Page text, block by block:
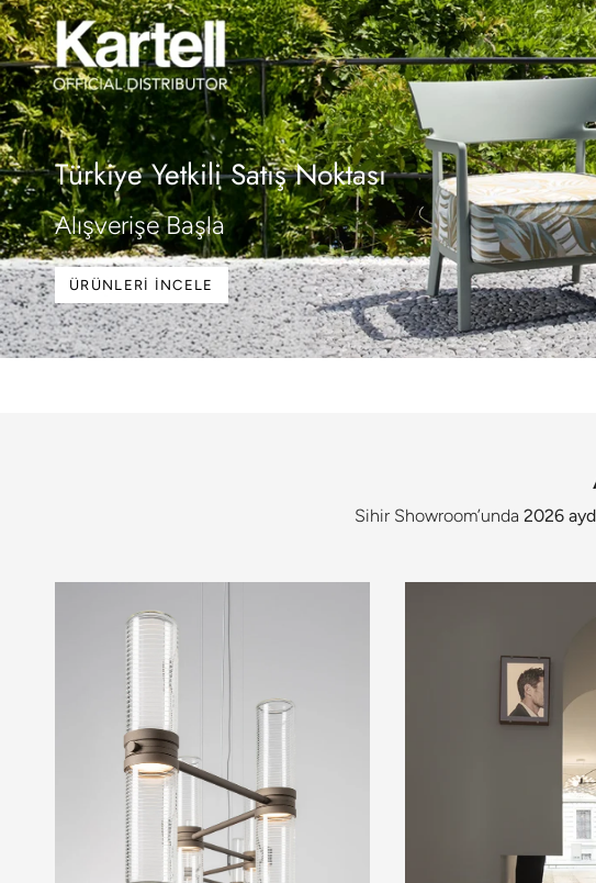
Türkiye Yetkili Satış Noktası
Alışverişe Başla
ÜRÜNLERI İNCELE
Sihir Showroom’unda 2026